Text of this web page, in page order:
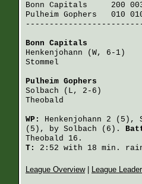
Bonn Capitals
200
Pulheim Gophers
010
Bonn Capitals
Henkenjohann (W, 6-1)
Stommel
Pulheim Gophers
Solbach (L, 2-6)
Theobald
WP: Henkenjohann 2 (5),
(5), by Solbach (6).
Theobald 16.
T:
2:52 with 18 min.
League Overview| League